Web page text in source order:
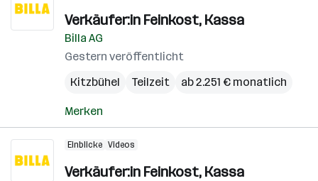
Tirol
Verkäufer:in Feinkost, Kassa
Billa AG
Gestern veröffentlicht
Kitzbühel
Teilzeit ab 2.251 € monatlich
Merken
Einblicke Videos
Verkäufer:in Feinkost, Kassa